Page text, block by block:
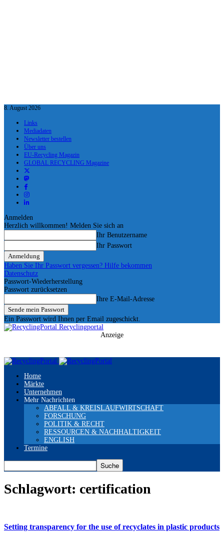
8. August 2026
Links
Mediadaten
Newsletter bestellen
Über uns
EU-Recycling Magazin
GLOBAL RECYCLING Magazine
Anmelden
Herzlich willkommen! Melden Sie sich an
Ihr Benutzername
Ihr Passwort
Haben Sie Ihr Passwort vergessen? Hilfe bekommen
Datenschutz
Passwort-Wiederherstellung
Passwort zurücksetzen
Ihre E-Mail-Adresse
Ein Passwort wird Ihnen per Email zugeschickt.
Recyclingportal
Anzeige
Home
Märkte
Unternehmen
Mehr Nachrichten
ABFALL & KREISLAUFWIRTSCHAFT
FORSCHUNG
POLITIK & RECHT
RESSOURCEN & NACHHALTIGKEIT
ENGLISH
Termine
Schlagwort: certification
Setting transparency for the use of recyclates in plastic products